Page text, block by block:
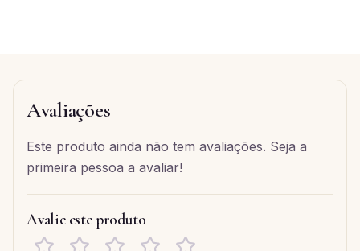
Avaliações
Este produto ainda não tem avaliações. Seja a
primeira pessoa a avaliar!
Avalie este produto